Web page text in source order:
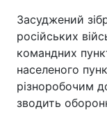
Засуджений
російських
командних
населеного
різноробочим
зводить